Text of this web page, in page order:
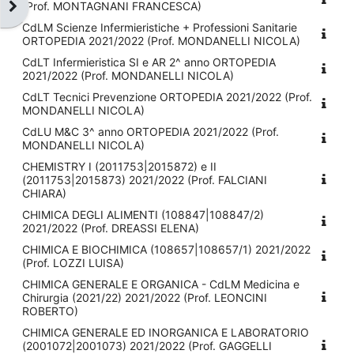
Apri il cassetto del blocco
(Prof. MONTAGNANI FRANCESCA)
CdLM Scienze Infermieristiche + Professioni Sanitarie
ORTOPEDIA 2021/2022 (Prof. MONDANELLI NICOLA)
CdLT Infermieristica SI e AR 2^ anno ORTOPEDIA
2021/2022 (Prof. MONDANELLI NICOLA)
CdLT Tecnici Prevenzione ORTOPEDIA 2021/2022 (Prof.
MONDANELLI NICOLA)
CdLU M&C 3^ anno ORTOPEDIA 2021/2022 (Prof.
MONDANELLI NICOLA)
CHEMISTRY I (2011753|2015872) e II
(2011753|2015873) 2021/2022 (Prof. FALCIANI
CHIARA)
CHIMICA DEGLI ALIMENTI (108847|108847/2)
2021/2022 (Prof. DREASSI ELENA)
CHIMICA E BIOCHIMICA (108657|108657/1) 2021/2022
(Prof. LOZZI LUISA)
CHIMICA GENERALE E ORGANICA - CdLM Medicina e
Chirurgia (2021/22) 2021/2022 (Prof. LEONCINI
ROBERTO)
CHIMICA GENERALE ED INORGANICA E LABORATORIO
(2001072|2001073) 2021/2022 (Prof. GAGGELLI